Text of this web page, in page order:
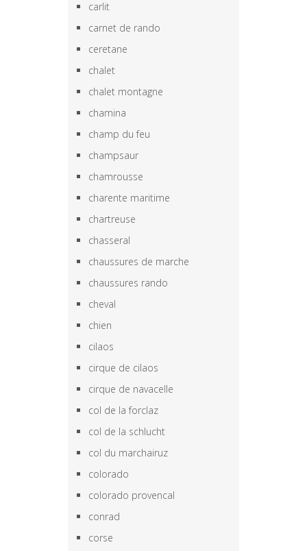
carlit
carnet de rando
ceretane
chalet
chalet montagne
chamina
champ du feu
champsaur
chamrousse
charente maritime
chartreuse
chasseral
chaussures de marche
chaussures rando
cheval
chien
cilaos
cirque de cilaos
cirque de navacelle
col de la forclaz
col de la schlucht
col du marchairuz
colorado
colorado provencal
conrad
corse